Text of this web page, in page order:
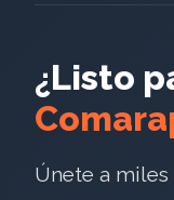
¿Listo
Únete a